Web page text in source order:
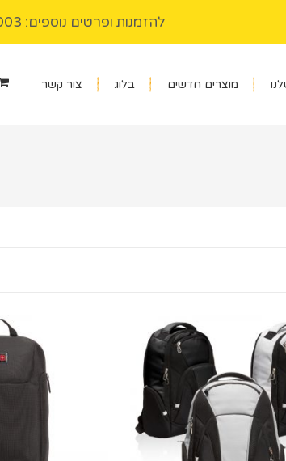
להזמנות ופרטים נוספים: 077-3011003
מוצרים חדשים בלוג צור קשר